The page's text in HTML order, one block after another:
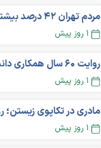
مردم تهران ۴۲ درصد بیشتر از قبل باهم «سازش» می‌کنند
۱ روز پیش
۱ روز پیش
۱ روز پیش